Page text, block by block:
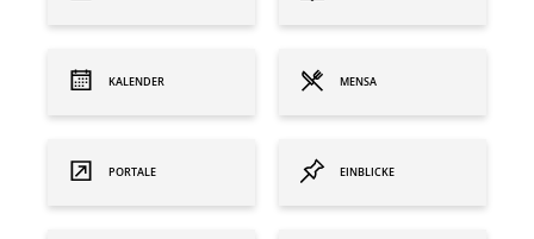
KALENDER MENSA
PORTALE EINBLICKE